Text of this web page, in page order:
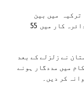
ترکیہ میں بین
الاقوامی انسانی امداد کے آپریشن م کے دائرہ کار میں 55
نے زلزلے کے بعد
میں مددگار ہونے
کر دیں۔